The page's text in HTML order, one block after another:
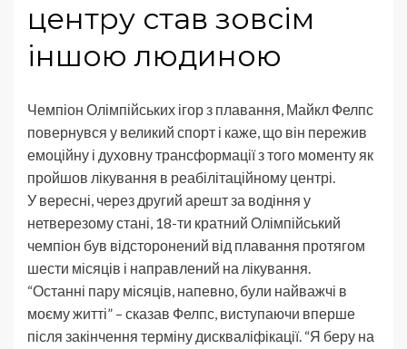
центру став зовсім
іншою людиною
Чемпіон Олімпійських ігор з плавання, Майкл Фелпс
повернувся у великий спорт і каже, що він пережив
емоційну і духовну трансформації з того моменту як
пройшов лікування в реабілітаційному центрі.
У вересні, через другий арешт за водіння у
нетверезому стані, 18-ти кратний Олімпійський
чемпіон був відсторонений від плавання протягом
шести місяців і направлений на лікування.
“Останні пару місяців, напевно, були найважчі в
моєму житті” – сказав Фелпс, виступаючи вперше
після закінчення терміну дискваліфікації. “Я беру на